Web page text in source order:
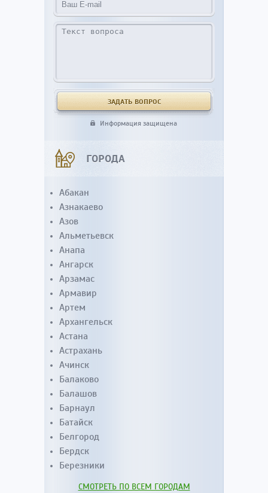
Информация защищена
ГОРОДА
Абакан
Азнакаево
Азов
Альметьевск
Анапа
Ангарск
Арзамас
Армавир
Артем
Архангельск
Астана
Астрахань
Ачинск
Балаково
Балашов
Барнаул
Батайск
Белгород
Бердск
Березники
СМОТРЕТЬ ПО ВСЕМ ГОРОДАМ